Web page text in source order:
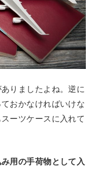
りましたよね。逆に
おかなければいけな
ーツケースに入れて
用の手荷物として入